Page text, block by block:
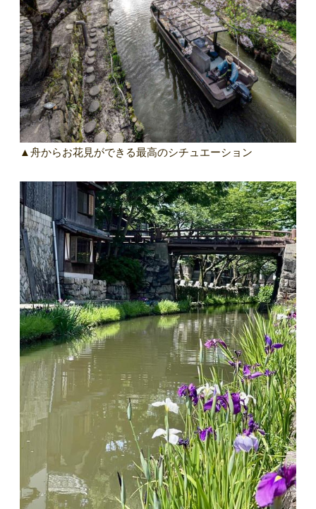
▲舟からお花見ができる最高のシチュエーション